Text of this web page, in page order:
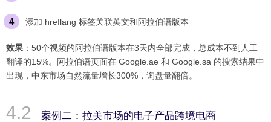
添加 hreflang 标签关联英文和阿拉伯语版本
效果 ：50个视频的阿拉伯语版本在3天内全部完成，总成本不到人工
翻译的15%。阿拉伯语页面在 Google.ae 和 Google.sa 的搜索结果中
出现，中东市场自然流量增长300%，询盘量翻倍。
案例二：拉美市场的电子产品跨境电商